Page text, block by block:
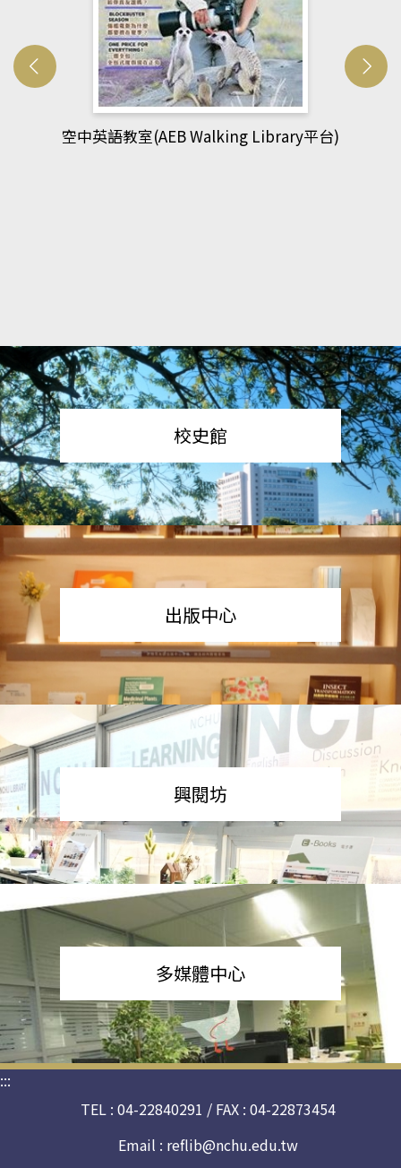
網管人(kono平台)
校史館
出版中心
興閱坊
多媒體中心
:::
TEL : 04-22840291 / FAX : 04-22873454
Email : reflib@nchu.edu.tw